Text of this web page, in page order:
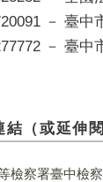
－ 臺中
－ 臺中
結（或延伸閱
檢察署臺中檢